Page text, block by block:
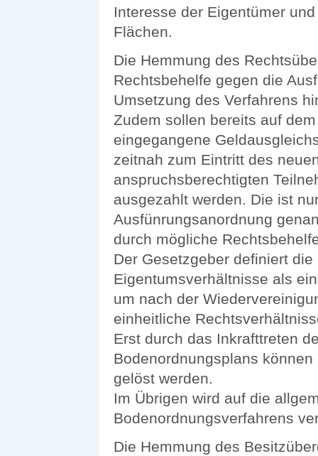
Interesse der Eigentümer
Flächen.
Die Hemmung des
Rechtsbehelfe gegen die
Umsetzung des Verfahrens
Zudem sollen bereits auf
eingegangene
zeitnah zum Eintritt des
anspruchsberechtigten
ausgezahlt werden. Die ist
Ausfünrungsanordnung
durch mögliche
Der Gesetzgeber definiert
Eigentumsverhältnisse als
um nach der
einheitliche
Erst durch das Inkrafttreten
Bodenordnungsplans
gelöst werden.
Im Übrigen wird auf die
Bodenordnungsverfahrens
Die Hemmung des